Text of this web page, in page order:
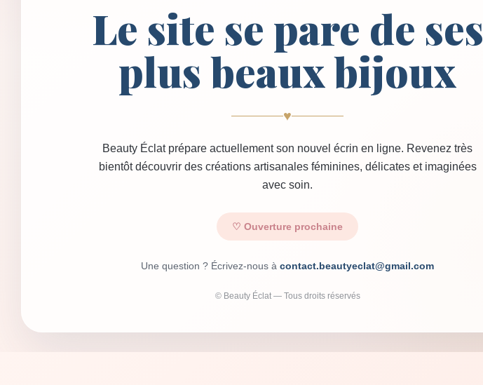
Le site se pare de ses
plus beaux bijoux
♥
Beauty Éclat prépare actuellement son nouvel écrin en ligne. Revenez très
bientôt découvrir des créations artisanales féminines, délicates et imaginées
avec soin.
♡ Ouverture prochaine
Une question ? Écrivez-nous à contact.beautyeclat@gmail.com
© Beauty Éclat — Tous droits réservés